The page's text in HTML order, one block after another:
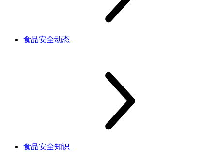
食品安全动态
食品安全知识